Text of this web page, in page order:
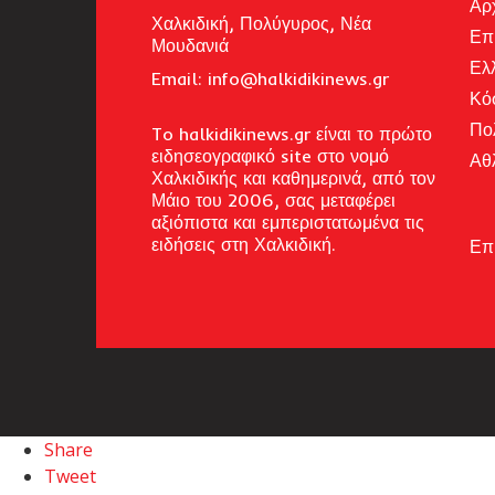
Χαλκιδική, Πολύγυρος, Νέα
Μουδανιά
Email: info@halkidikinews.gr
To halkidikinews.gr είναι το πρώτο
ειδησεογραφικό site στο νομό
Χαλκιδικής και καθημερινά, από τον
Μάιο του 2006, σας μεταφέρει
αξιόπιστα και εμπεριστατωμένα τις
ειδήσεις στη Χαλκιδική.
Share
Tweet